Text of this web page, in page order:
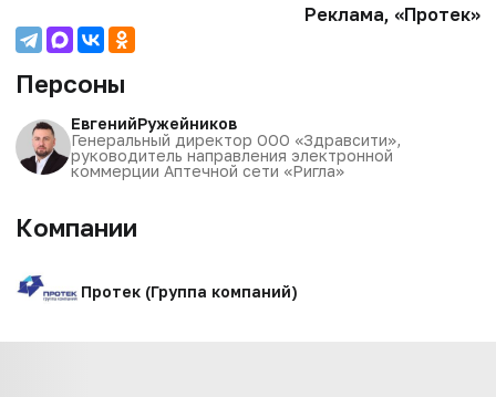
Реклама, «Протек»
Персоны
ЕвгенийРужейников
Генеральный директор ООО «Здравсити»,
руководитель направления электронной
коммерции Аптечной сети «Ригла»
Компании
Протек (Группа компаний)